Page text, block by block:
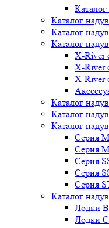
Каталог
Каталог
Каталог
X-River
X-River
X-River
Каталог
Каталог
Каталог
Серия
Серия
Серия
Серия
Серия
Каталог
Лодки
Лодки